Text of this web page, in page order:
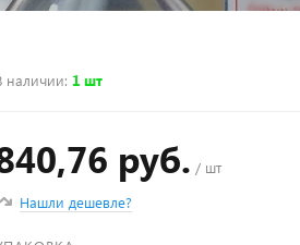
наличии: 1 шт
руб. / шт
Нашли дешевле?